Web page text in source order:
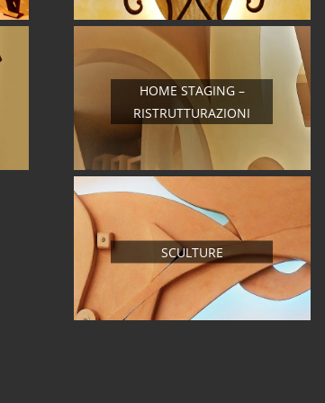
HOME STAGING –
RISTRUTTURAZIONI
SCULTURE